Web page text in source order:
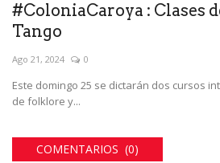
#ColoniaCaroya : Clases
Tango
Ago 21, 2024 0
Este domingo 25 se dictarán dos cursos
de folklore y...
COMENTARIOS (0)